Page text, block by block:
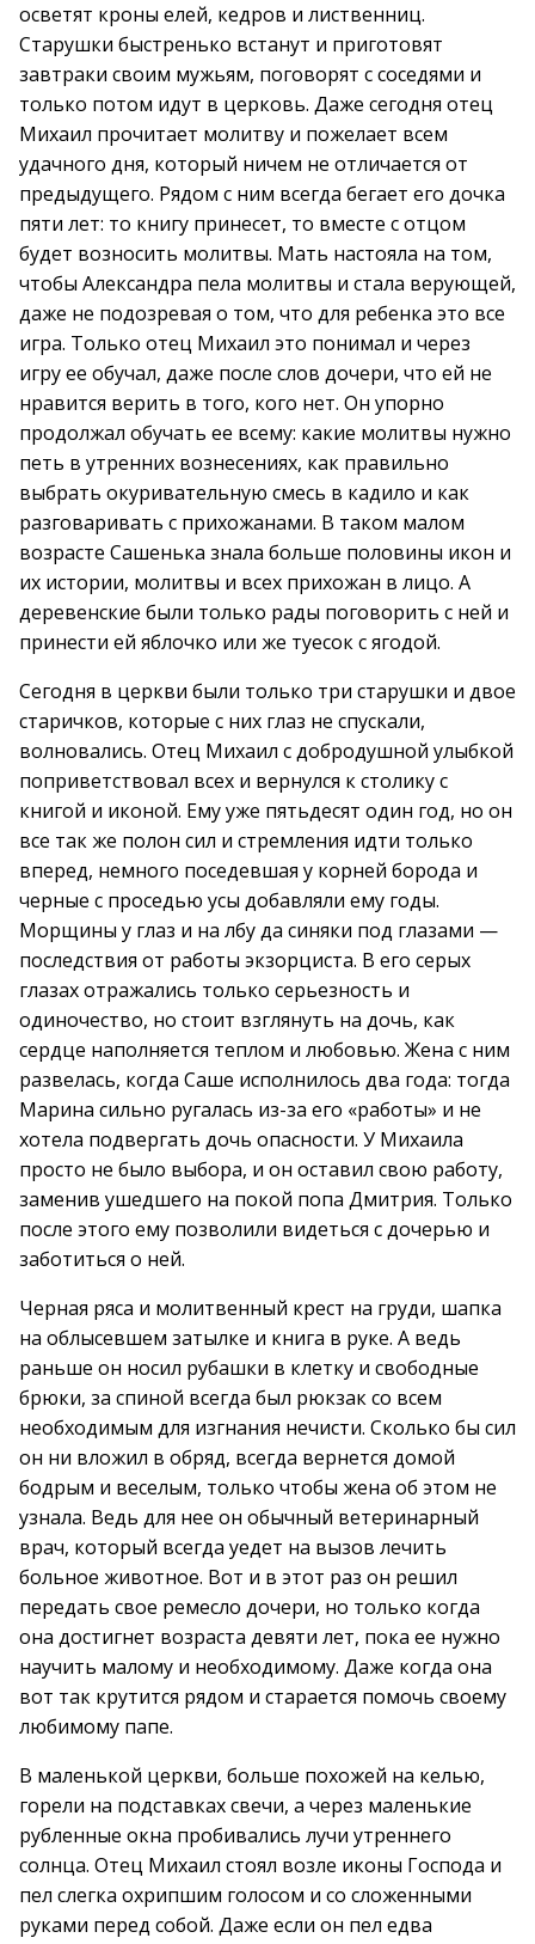
осветят кроны елей, кедров и лиственниц.
Старушки быстренько встанут и приготовят
завтраки своим мужьям, поговорят с соседями и
только потом идут в церковь. Даже сегодня отец
Михаил прочитает молитву и пожелает всем
удачного дня, который ничем не отличается от
предыдущего. Рядом с ним всегда бегает его дочка
пяти лет: то книгу принесет, то вместе с отцом
будет возносить молитвы. Мать настояла на том,
чтобы Александра пела молитвы и стала верующей,
даже не подозревая о том, что для ребенка это все
игра. Только отец Михаил это понимал и через
игру ее обучал, даже после слов дочери, что ей не
нравится верить в того, кого нет. Он упорно
продолжал обучать ее всему: какие молитвы нужно
петь в утренних вознесениях, как правильно
выбрать окуривательную смесь в кадило и как
разговаривать с прихожанами. В таком малом
возрасте Сашенька знала больше половины икон и
их истории, молитвы и всех прихожан в лицо. А
деревенские были только рады поговорить с ней и
принести ей яблочко или же туесок с ягодой.
Сегодня в церкви были только три старушки и двое
старичков, которые с них глаз не спускали,
волновались. Отец Михаил с добродушной улыбкой
поприветствовал всех и вернулся к столику с
книгой и иконой. Ему уже пятьдесят один год, но он
все так же полон сил и стремления идти только
вперед, немного поседевшая у корней борода и
черные с проседью усы добавляли ему годы.
Морщины у глаз и на лбу да синяки под глазами —
последствия от работы экзорциста. В его серых
глазах отражались только серьезность и
одиночество, но стоит взглянуть на дочь, как
сердце наполняется теплом и любовью. Жена с ним
развелась, когда Саше исполнилось два года: тогда
Марина сильно ругалась из-за его «работы» и не
хотела подвергать дочь опасности. У Михаила
просто не было выбора, и он оставил свою работу,
заменив ушедшего на покой попа Дмитрия. Только
после этого ему позволили видеться с дочерью и
заботиться о ней.
Черная ряса и молитвенный крест на груди, шапка
на облысевшем затылке и книга в руке. А ведь
раньше он носил рубашки в клетку и свободные
брюки, за спиной всегда был рюкзак со всем
необходимым для изгнания нечисти. Сколько бы сил
он ни вложил в обряд, всегда вернется домой
бодрым и веселым, только чтобы жена об этом не
узнала. Ведь для нее он обычный ветеринарный
врач, который всегда уедет на вызов лечить
больное животное. Вот и в этот раз он решил
передать свое ремесло дочери, но только когда
она достигнет возраста девяти лет, пока ее нужно
научить малому и необходимому. Даже когда она
вот так крутится рядом и старается помочь своему
любимому папе.
В маленькой церкви, больше похожей на келью,
горели на подставках свечи, а через маленькие
рубленные окна пробивались лучи утреннего
солнца. Отец Михаил стоял возле иконы Господа и
пел слегка охрипшим голосом и со сложенными
руками перед собой. Даже если он пел едва